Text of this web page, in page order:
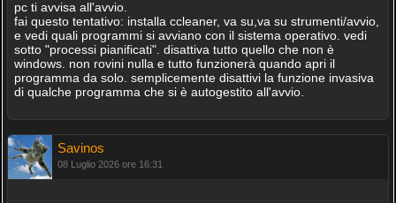
pc ti avvisa all'avvio.
fai questo tentativo: installa ccleaner, va su,va su strumenti/avvio,
e vedi quali programmi si avviano con il sistema operativo. vedi
sotto "processi pianificati". disattiva tutto quello che non è
windows. non rovini nulla e tutto funzionerà quando apri il
programma da solo. semplicemente disattivi la funzione invasiva
di qualche programma che si è autogestito all'avvio.
Savinos
08 Luglio 2026 ore 16:31